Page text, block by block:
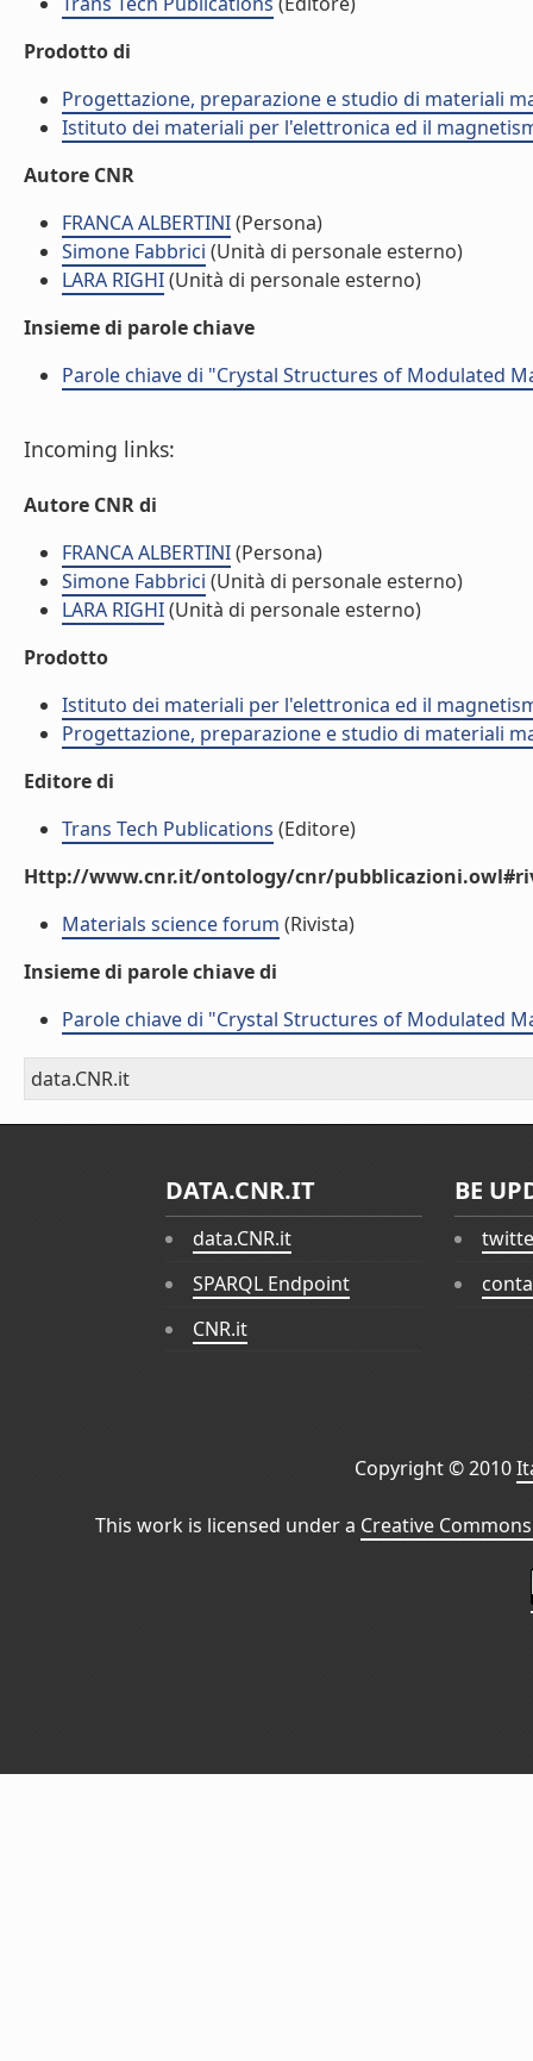
Prodotto di
Progettazione, preparazione e studio di materiali
Istituto dei materiali per l'elettronica ed il
Autore CNR
FRANCA ALBERTINI(Persona)
Simone Fabbrici (Unità di personale esterno)
LARA RIGHI(Unità di personale esterno)
Insieme di parole chiave
Parole chiave di "Crystal Structures of Modulated
Incoming links:
Autore CNR di
FRANCA ALBERTINI(Persona)
Simone Fabbrici (Unità di personale esterno)
LARA RIGHI(Unità di personale esterno)
Prodotto
Istituto dei materiali per l'elettronica ed il
Progettazione, preparazione e studio di materiali
Editore di
Trans Tech Publications (Editore)
Http://www.cnr.it/ontology/cnr/
Materials science forum (Rivista)
Insieme di parole chiave di
Parole chiave di "Crystal Structures of Modulated
data.CNR.it
DATA.CNR.IT
data.CNR.it
SPARQL Endpoint
CNR.it
BE
Copyright © 2010
This work is licensed under a Creative